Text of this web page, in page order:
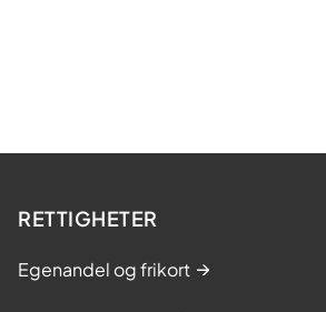
RETTIGHETER
Egenandel og frikort